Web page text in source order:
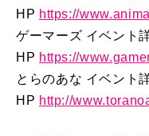
HP https://
ゲーマーズ イベント
HP https://
とらのあな イベント
HP http://